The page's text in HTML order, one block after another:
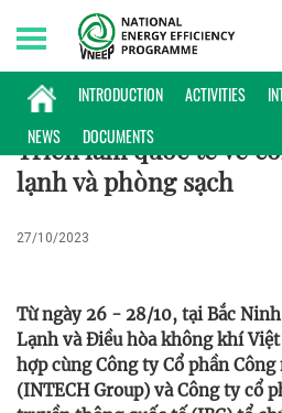
INTRODUCTION ACTIVITIES
NEWS
DOCUMENTS
Sunday, 09/08/2026 | 01:38 GMT+7
PHỔ BIẾN
Triển lãm quốc tế về
lạnh và phòng sạch
27/10/2023
Từ ngày 26 - 28/10, tại Bắc
Lạnh và Điều hòa không khí
hợp cùng Công ty Cổ phần
(INTECH Group) và Công ty cổ